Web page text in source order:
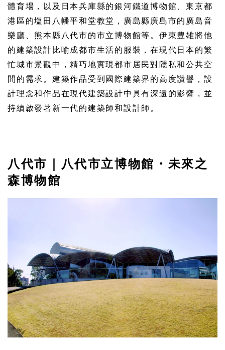
體育場，以及日本兵庫縣的銀河鐵道博物館、東京都
港區的塩田八幡平和堂教堂，廣島縣廣島市的廣島音
樂廳、熊本縣八代市的市立博物館等。伊東豊雄將他
的建築設計比喻成都市生活的服裝，在現代日本的繁
忙城市景觀中，精巧地實現都市居民對隱私和公共空
間的需求。建築作品受到國際建築界的高度讚譽，設
計理念和作品在現代建築設計中具有深遠的影響，並
持續啟發著新一代的建築師和設計師。
八代市｜八代市立博物館・未來之
森博物館